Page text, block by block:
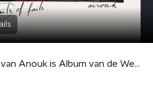
Trails of Fails van Anouk is Album van de Week